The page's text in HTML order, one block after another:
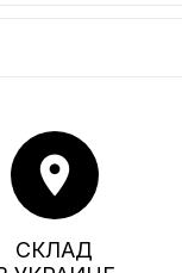
location_on
СКЛАД